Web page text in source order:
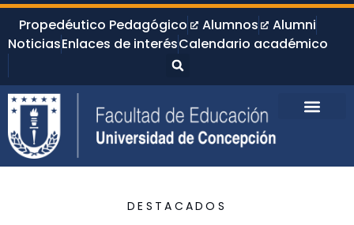
Propedéutico Pedagógico Alumnos
Alumni
NoticiasEnlaces de interésCalendario académico
DESTACADOS